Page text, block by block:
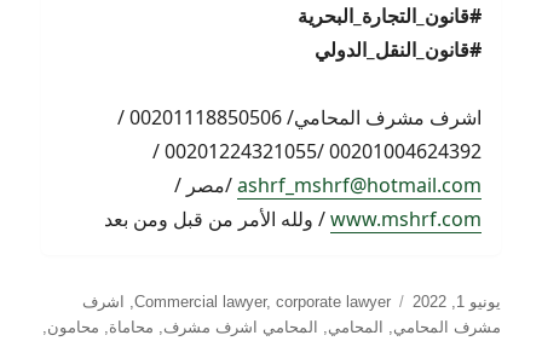
#قانون_التجارة_البحرية
#قانون_النقل_الدولي
اشرف مشرف المحامي/ 00201118850506 /
00201004624392 /00201224321055 /
ashrf_mshrf@hotmail.com/مصر /
www.mshrf.com/ ولله الأمر من قبل ومن بعد
نُشرت
في
يونيو 1, 2022 التصنيفات Commercial lawyer, corporate lawyer
اشرف
مشرف المحامي
المحامي المحامي اشرف مشرف محاماة محامون